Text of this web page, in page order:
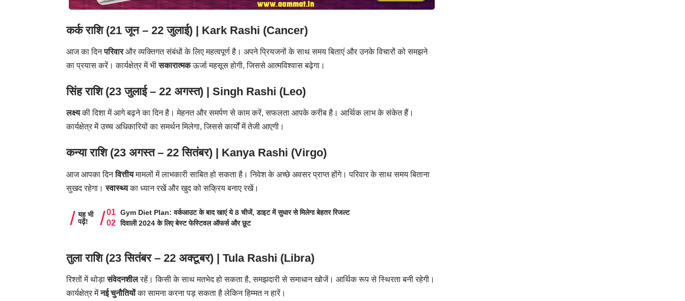
कर्क राशि (21 जून – 22 जुलाई) | Kark Rashi (Cancer)
आज का दिनपरिवारऔर व्यक्तिगत संबंधों के लिए महत्वपूर्ण है। अपने प्रियजनों के साथ समय बिताएं और उनके विचारों को समझने
का प्रयास करें। कार्यक्षेत्र में भीसकारात्मकऊर्जा महसूस होगी, जिससे आत्मविश्वास बढ़ेगा।
सिंह राशि (23 जुलाई – 22 अगस्त) | Singh Rashi (Leo)
लक्ष्यकी दिशा में आगे बढ़ने का दिन है। मेहनत और समर्पण से काम करें, सफलता आपके करीब है। आर्थिक लाभ के संकेत हैं।
कार्यक्षेत्र में उच्च अधिकारियों का समर्थन मिलेगा, जिससे कार्यों में तेजी आएगी।
कन्या राशि (23 अगस्त – 22 सितंबर) | Kanya Rashi (Virgo)
आज आपका दिनवित्तीयमामलों में लाभकारी साबित हो सकता है। निवेश के अच्छे अवसर प्राप्त होंगे। परिवार के साथ समय बिताना
सुखद रहेगा।स्वास्थ्यका ध्यान रखें और खुद को सक्रिय बनाए रखें।
यह भी
पढ़ें!
Gym Diet Plan: वर्कआउट के बाद खाएं ये 8 चीजें, डाइट में सुधार से मिलेगा बेहतर रिजल्ट
दिवाली 2024 के लिए बेस्ट फेस्टिवल ऑफर्स और छूट
तुला राशि (23 सितंबर – 22 अक्टूबर) | Tula Rashi (Libra)
रिश्तों में थोड़ासंवेदनशीलरहें। किसी के साथ मतभेद हो सकता है, समझदारी से समाधान खोजें। आर्थिक रूप से स्थिरता बनी रहेगी।
कार्यक्षेत्र मेंनई चुनौतियोंका सामना करना पड़ सकता है लेकिन हिम्मत न हारें।